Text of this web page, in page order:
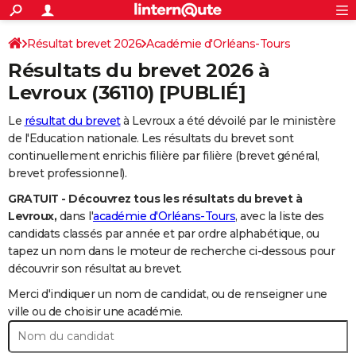
ACTUALITÉS
Politique
Société
Faits Divers
Education
Monde
Villes
+
SPORT
Coupe du monde 2026
Football
Tennis
Cyclisme
Rugby
Forum
FINANCE
Retraite
Impôts
Epargne
Immobilier
Risques naturels par ville
Banque
Assurance
Crédit
Essais
Réserver un essai
Citadines
Berlines
SUV
Forum auto
+
HIGH-TECH
Meilleur smartphone
Ordinateurs
Guide high-tech
BRICOLAGE
Forum
Aménagement intérieur
Extérieur
Cuisine
Salle de bains
Jardinage
Rangement
+
Guides de France
Escapades
Patrimoine
Expositions
Musées
Week-end nature
+
Art de vivre
Bien-être
Loisirs
Mode
Modes de vie
+ SANTE
Alimentation
Guide de la santé
Maladies
Médicaments
Sommeil
VOYAGE
Rechercher
S'inscrire
Connexion
Résultat brevet 2026 Académie d'Orléans-Tours
Résultats du brevet 2026 à
Levroux(36110) [PUBLIÉ]
Le résultat du brevetà Levroux a été dévoilé par le ministère
de l'Education nationale. Les résultats du brevet sont
continuellement enrichis filière par filière (brevet général,
brevet professionnel).
GRATUIT - Découvrez tous les résultats du brevet à
Levroux, dans l'académie d'Orléans-Tours, avec la liste des
candidats classés par année et par ordre alphabétique, ou
tapez un nom dans le moteur de recherche ci-dessous pour
découvrir son résultat au brevet.
Merci d'indiquer un nom de candidat, ou de renseigner une
ville ou de choisir une académie.